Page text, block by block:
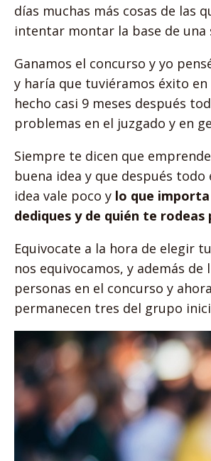
días muchas más cosas de las
intentar montar la base de
Ganamos el concurso y yo
y haría que tuviéramos éxito
hecho casi 9 meses después
problemas en el juzgado y en
Siempre te dicen que
buena idea y que después
idea vale poco y lo que
dediques y de quién te
Equivocate a la hora de elegir
nos equivocamos, y además
personas en el concurso y
permanecen tres del grupo